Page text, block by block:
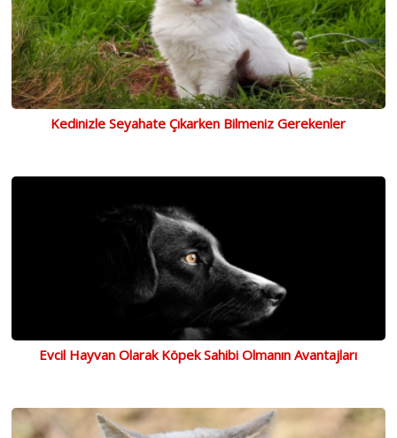
Kedinizle Seyahate Çıkarken Bilmeniz Gerekenler
Evcil Hayvan Olarak Köpek Sahibi Olmanın Avantajları